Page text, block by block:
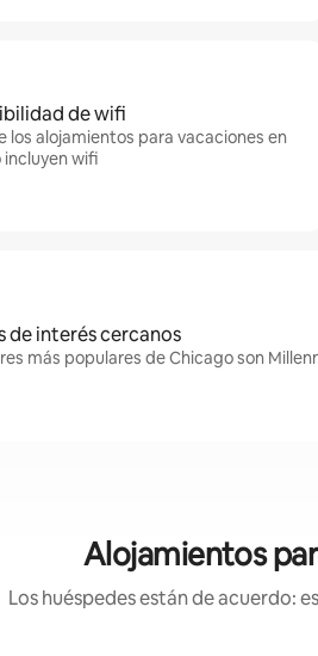
de wifi
los alojamientos para vacaciones en
incluyen wifi
de interés cercanos
más populares de Chicago son
Alojamientos
Los huéspedes están de acuerdo: